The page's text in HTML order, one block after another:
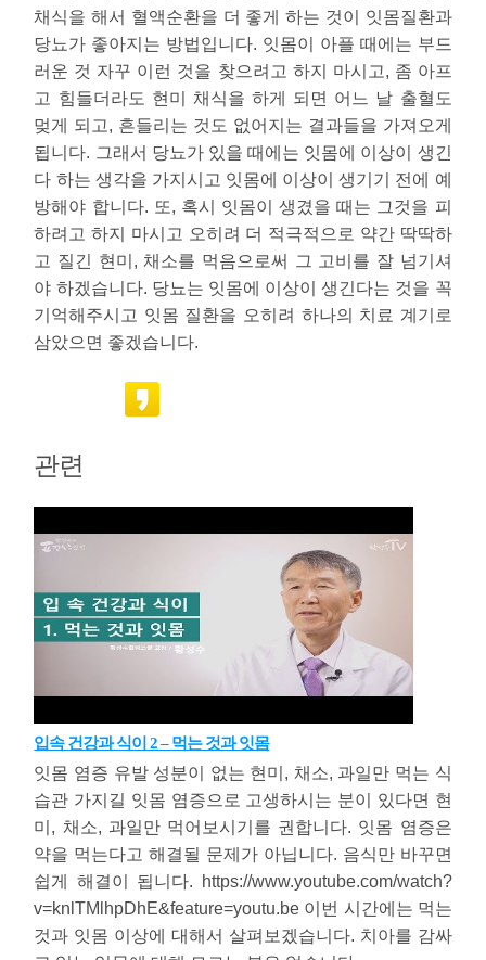
채식을 해서 혈액순환을 더 좋게 하는 것이 잇몸질환과
당뇨가 좋아지는 방법입니다. 잇몸이 아플 때에는 부드
러운 것 자꾸 이런 것을 찾으려고 하지 마시고, 좀 아프
고 힘들더라도 현미 채식을 하게 되면 어느 날 출혈도
멎게 되고, 흔들리는 것도 없어지는 결과들을 가져오게
됩니다. 그래서 당뇨가 있을 때에는 잇몸에 이상이 생긴
다 하는 생각을 가지시고 잇몸에 이상이 생기기 전에 예
방해야 합니다. 또, 혹시 잇몸이 생겼을 때는 그것을 피
하려고 하지 마시고 오히려 더 적극적으로 약간 딱딱하
고 질긴 현미, 채소를 먹음으로써 그 고비를 잘 넘기셔
야 하겠습니다. 당뇨는 잇몸에 이상이 생긴다는 것을 꼭
기억해주시고 잇몸 질환을 오히려 하나의 치료 계기로
삼았으면 좋겠습니다.
관련
입속 건강과 식이 2 – 먹는 것과 잇몸
잇몸 염증 유발 성분이 없는 현미, 채소, 과일만 먹는 식
습관 가지길 잇몸 염증으로 고생하시는 분이 있다면 현
미, 채소, 과일만 먹어보시기를 권합니다. 잇몸 염증은
약을 먹는다고 해결될 문제가 아닙니다. 음식만 바꾸면
쉽게 해결이 됩니다. https://www.youtube.com/watch?
v=knlTMlhpDhE&feature=youtu.be 이번 시간에는 먹는
것과 잇몸 이상에 대해서 살펴보겠습니다. 치아를 감싸